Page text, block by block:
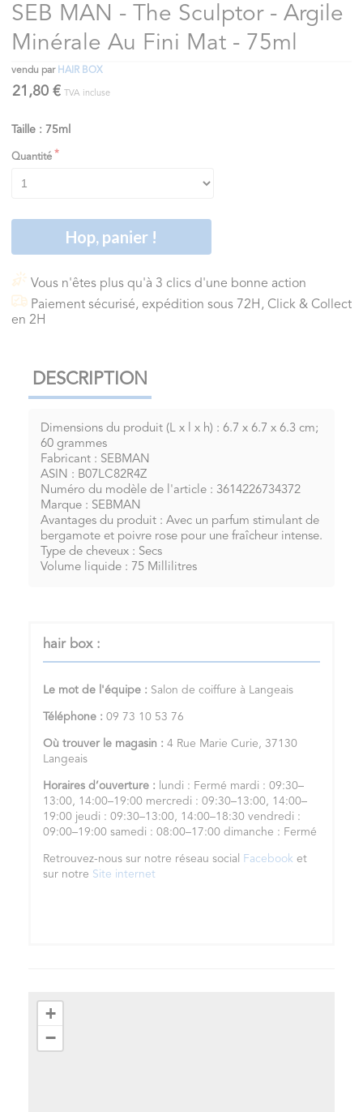
SEB MAN - The Sculptor - Argile
Minérale Au Fini Mat - 75ml
vendu par HAIR BOX
21,80 € TVA incluse
Taille : 75ml
Quantité
Hop, panier !
Vous n'êtes plus qu'à 3 clics d'une bonne action
Paiement sécurisé, expédition sous 72H, Click & Collect
en 2H
DESCRIPTION
Dimensions du produit (L x l x h) : 6.7 x 6.7 x 6.3 cm;
60 grammes
Fabricant : SEBMAN
ASIN : B07LC82R4Z
Numéro du modèle de l'article : 3614226734372
Marque : SEBMAN
Avantages du produit : Avec un parfum stimulant de
bergamote et poivre rose pour une fraîcheur intense.
Type de cheveux : Secs
Volume liquide : 75 Millilitres
hair box :
Le mot de l'équipe : Salon de coiffure à Langeais
Téléphone : 09 73 10 53 76
Où trouver le magasin : 4 Rue Marie Curie, 37130
Langeais
Horaires d’ouverture : lundi : Fermé mardi : 09:30–
13:00, 14:00–19:00 mercredi : 09:30–13:00, 14:00–
19:00 jeudi : 09:30–13:00, 14:00–18:30 vendredi :
09:00–19:00 samedi : 08:00–17:00 dimanche : Fermé
Retrouvez-nous sur notre réseau social Facebook et
sur notre Site internet
+
−